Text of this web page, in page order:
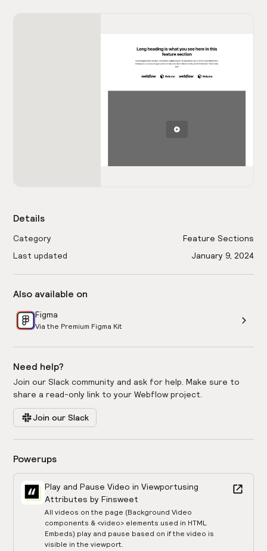
Details
Category
Feature Sections
Last updated
January 9, 2024
Also available on
Figma
Via the Premium Figma Kit
Need help?
Join our Slack community and ask for help. Make sure to
share a read-only link to your Webflow project.
Join our Slack
Powerups
Play and Pause Video in Viewportusing
Attributes by Finsweet
All videos on the page (Background Video
components & <video> elements used in HTML
Embeds) play and pause based on if the video is
visible in the viewport.